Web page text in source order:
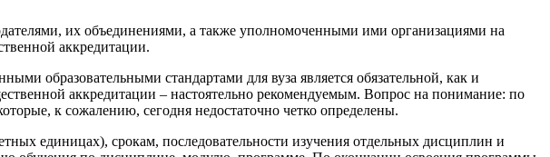
их объединениями, а также уполномоченными ими организациями на
аккредитации.
образовательными стандартами для вуза является обязательной, как и
аккредитации – настоятельно рекомендуемым. Вопрос на понимание: по
к сожалению, сегодня недостаточно четко определены.
единицах), срокам, последовательности изучения отдельных дисциплин и